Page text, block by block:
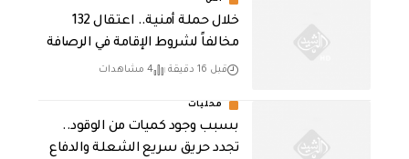
خلال حملة أمنية.. اعتقال 132
مخالفاً لشروط الإقامة في الرصافة
قبل 16 دقيقة 4 مشاهدات
محليات
بسبب وجود كميات من الوقود..
تجدد حريق سريع الشعلة والدفاع